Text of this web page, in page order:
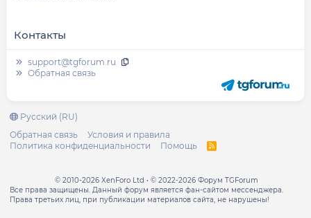
Контакты
support@tgforum.ru
Обратная связь
Русский (RU)
Обратная связь
Условия и правила
Политика конфиденциальности
Помощь
R
© 2010-2026 XenForo Ltd
© 2022-2026 Форум TGForum
Все права защищены. Данный форум является фан-сайтом мессенджера.
Права третьих лиц, при публикации материалов сайта, не нарушены!